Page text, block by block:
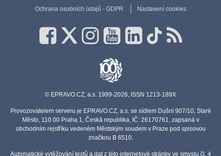
Ochrana osobních údajů - GDPR Nastavení cookies
© EPRAVO.CZ, a.s. 1999-2026, ISSN 1213-189X
Provozovatelem serveru je EPRAVO.CZ, a.s. se sídlem Dušní 907/10, Staré
Město, 110 00 Praha 1, Česká republika, IČ: 26170761, zapsaná v
obchodním rejstříku vedeném Městským soudem v Praze pod spisovou
značkou B 6510.
Automatické vytěžování textů a dat z této internetové stránky ve smyslu čl. 4